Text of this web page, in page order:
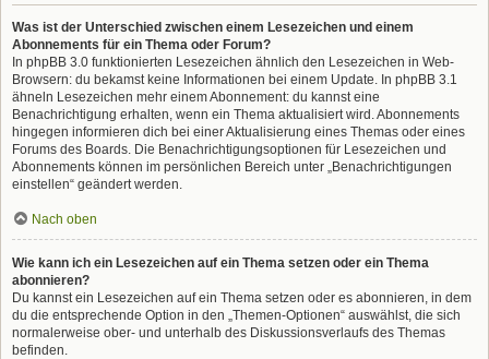
Was ist der Unterschied zwischen einem Lesezeichen und einem
Abonnements für ein Thema oder Forum?
In phpBB 3.0 funktionierten Lesezeichen ähnlich den Lesezeichen in Web-
Browsern: du bekamst keine Informationen bei einem Update. In phpBB 3.1
ähneln Lesezeichen mehr einem Abonnement: du kannst eine
Benachrichtigung erhalten, wenn ein Thema aktualisiert wird. Abonnements
hingegen informieren dich bei einer Aktualisierung eines Themas oder eines
Forums des Boards. Die Benachrichtigungsoptionen für Lesezeichen und
Abonnements können im persönlichen Bereich unter „Benachrichtigungen
einstellen“ geändert werden.
Nach oben
Wie kann ich ein Lesezeichen auf ein Thema setzen oder ein Thema
abonnieren?
Du kannst ein Lesezeichen auf ein Thema setzen oder es abonnieren, in dem
du die entsprechende Option in den „Themen-Optionen“ auswählst, die sich
normalerweise ober- und unterhalb des Diskussionsverlaufs des Themas
befinden.